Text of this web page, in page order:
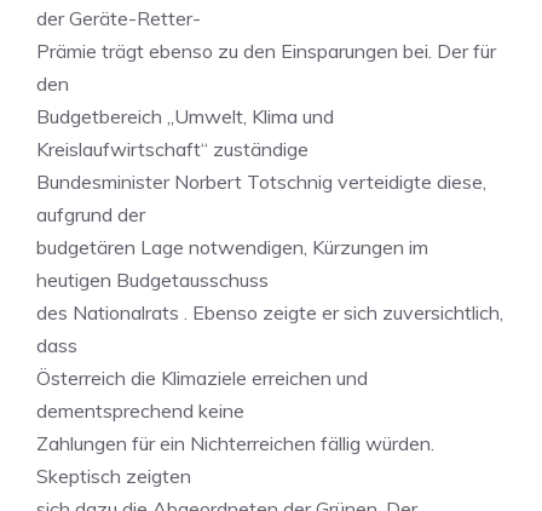
der Geräte-Retter-
Prämie trägt ebenso zu den Einsparungen bei. Der für
den
Budgetbereich „Umwelt, Klima und
Kreislaufwirtschaft“ zuständige
Bundesminister Norbert Totschnig verteidigte diese,
aufgrund der
budgetären Lage notwendigen, Kürzungen im
heutigen Budgetausschuss
des Nationalrats . Ebenso zeigte er sich zuversichtlich,
dass
Österreich die Klimaziele erreichen und
dementsprechend keine
Zahlungen für ein Nichterreichen fällig würden.
Skeptisch zeigten